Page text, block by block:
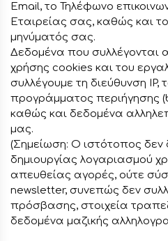
Email, το Τηλέφωνο
Εταιρείας σας, καθώς και
μηνύματός σας.
Δεδομένα που συλλέγονται
χρήσης cookies και του
συλλέγουμε τη διεύθυνση IP,
προγράμματος περιήγησης
καθώς και δεδομένα
μας.
(Σημείωση: Ο ιστότοπος δεν
δημιουργίας λογαριασμού
απευθείας αγορές, ούτε
newsletter, συνεπώς δεν
πρόσβασης, στοιχεία
δεδομένα μαζικής